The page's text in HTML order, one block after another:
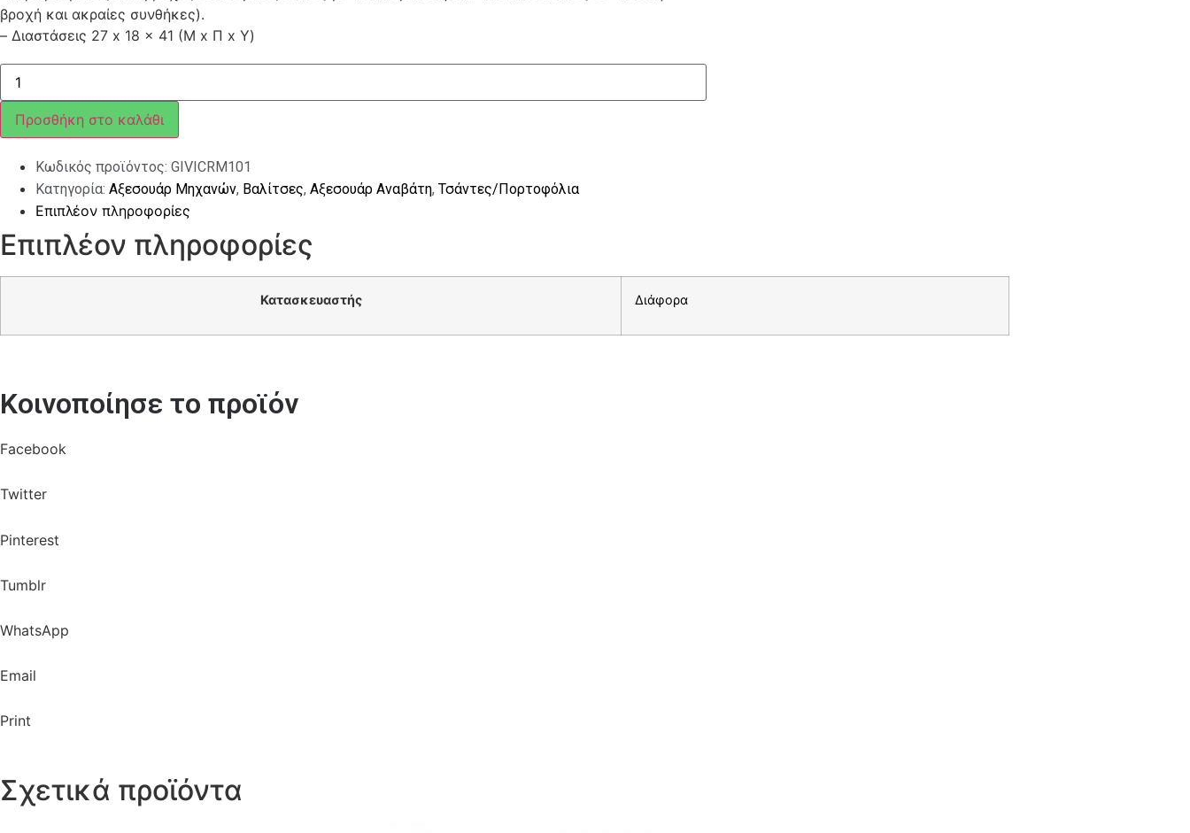
βροχή και ακραίες συνθήκες).
– Διαστάσεις 27 x 18 x 41 (Μ x Π x Υ)
ΤΣΑΝΤΑ
ΠΛΑΤΗΣ/
ΣΕΛΑΣ
GIVI
CRM101
18LT
Προσθήκη στο καλάθι
Κωδικός προϊόντος: GIVICRM101
Κατηγορία: Αξεσουάρ Μηχανών, Βαλίτσες, Αξεσουάρ Αναβάτη, Τσάντες/Πορτοφόλια
Επιπλέον πληροφορίες
Επιπλέον πληροφορίες
Κατασκευαστής Διάφορα
Κοινοποίησε το προϊόν
Facebook
Twitter
Pinterest
Tumblr
WhatsApp
Email
Print
Σχετικά προϊόντα